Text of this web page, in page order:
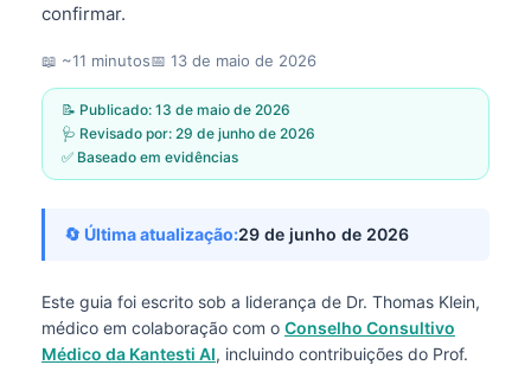
confirmar.
📖 ~11 minutos📅 13 de maio de 2026
📝 Publicado: 13 de maio de 2026
🩺 Revisado por: 29 de junho de 2026
✅ Baseado em evidências
🔄 Última atualização:29 de junho de 2026
Este guia foi escrito sob a liderança de Dr. Thomas Klein,
médico em colaboração com o Conselho Consultivo
Médico da Kantesti AI, incluindo contribuições do Prof.